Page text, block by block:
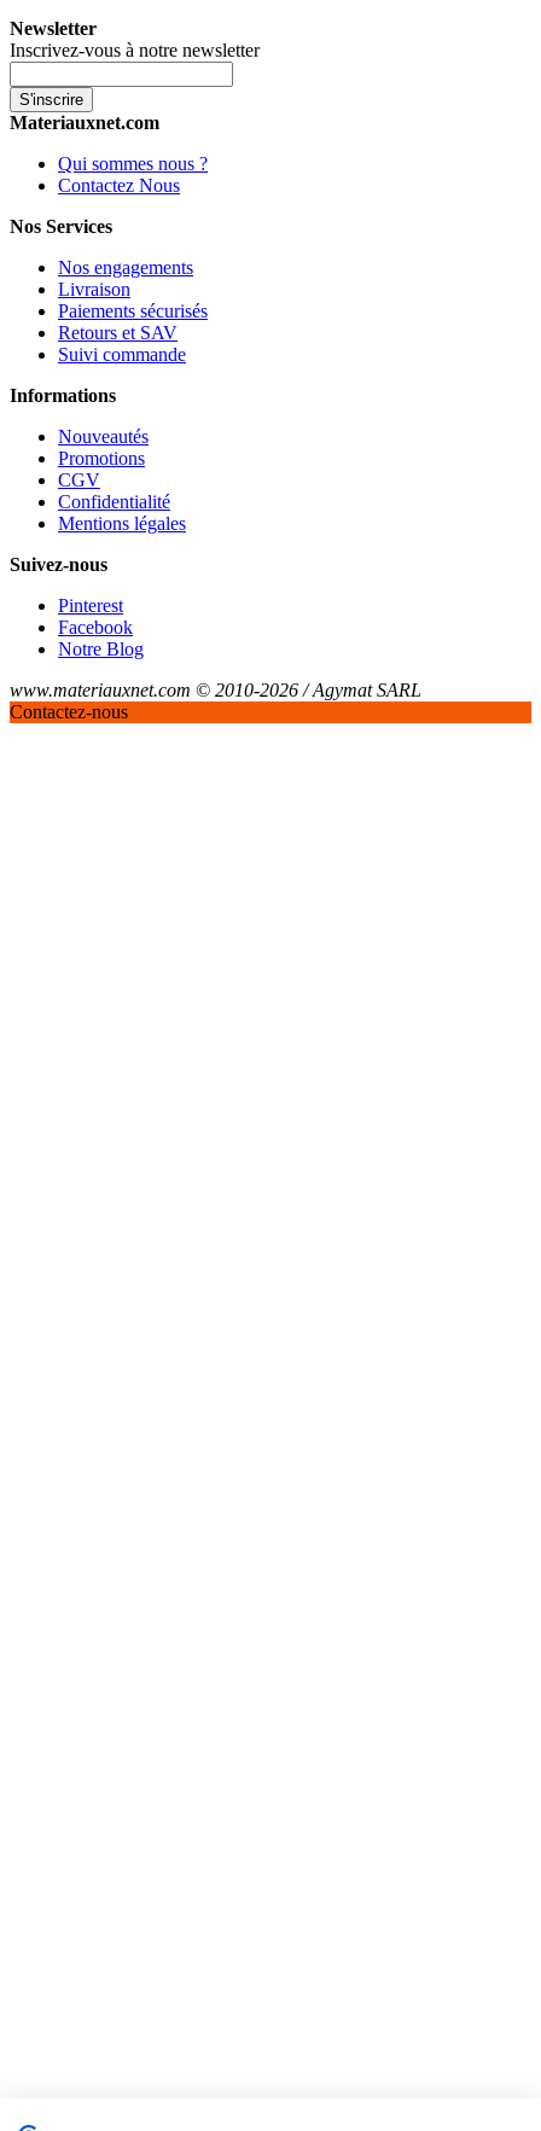
Newsletter
Inscrivez-vous à notre newsletter
S'inscrire
Materiauxnet.com
Qui sommes nous ?
Contactez Nous
Nos Services
Nos engagements
Livraison
Paiements sécurisés
Retours et SAV
Suivi commande
Informations
Nouveautés
Promotions
CGV
Confidentialité
Mentions légales
Suivez-nous
Pinterest
Facebook
Notre Blog
www.materiauxnet.com © 2010-2026 / Agymat SARL
Contactez-nous